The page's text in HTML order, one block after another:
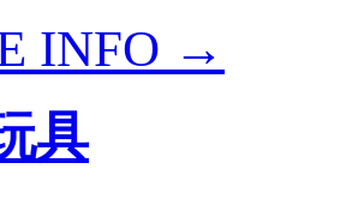
INFO →
具